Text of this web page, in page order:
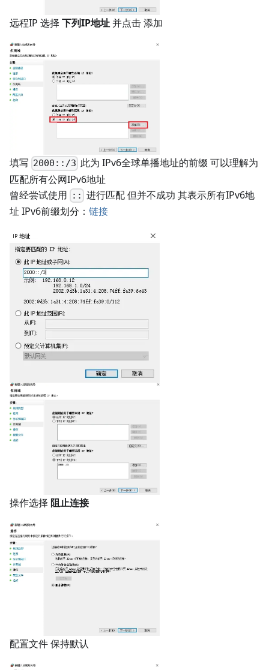
远程IP 选择 下列IP地址并点击 添加
填写 2000::/3 此为 IPv6全球单播地址的前缀 可以理解为
匹配所有公网IPv6地址
曾经尝试使用
:: 进行匹配 但并不成功 其表示所有IPv6地
址 IPv6前缀划分： 链接
操作选择 阻止连接
配置文件 保持默认